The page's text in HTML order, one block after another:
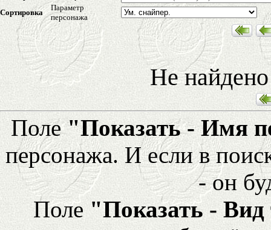
Сортировка
Параметр
персонажа
Не
Поле"Показать - Имя
персонажа. И если в
- он
Поле "Показать -